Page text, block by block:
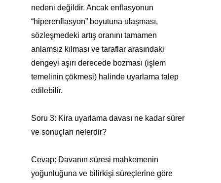
nedeni değildir. Ancak enflasyonun
“hiperenflasyon” boyutuna ulaşması,
sözleşmedeki artış oranını tamamen
anlamsız kılması ve taraflar arasındaki
dengeyi aşırı derecede bozması (işlem
temelinin çökmesi) halinde uyarlama talep
edilebilir.
Soru 3: Kira uyarlama davası ne kadar sürer
ve sonuçları nelerdir?
Cevap: Davanın süresi mahkemenin
yoğunluğuna ve bilirkişi süreçlerine göre